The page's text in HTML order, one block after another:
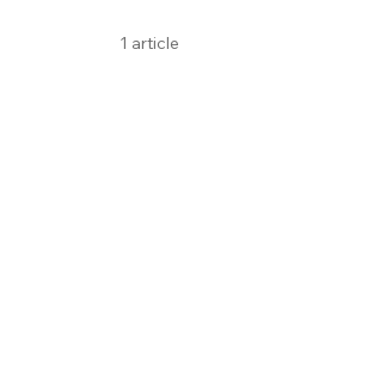
1 article